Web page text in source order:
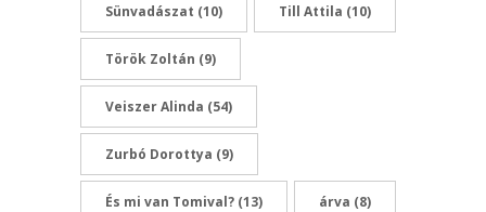
Sünvadászat (10) Till Attila (10)
Török Zoltán (9)
Veiszer Alinda (54)
Zurbó Dorottya (9)
És mi van Tomival? (13) árva (8)